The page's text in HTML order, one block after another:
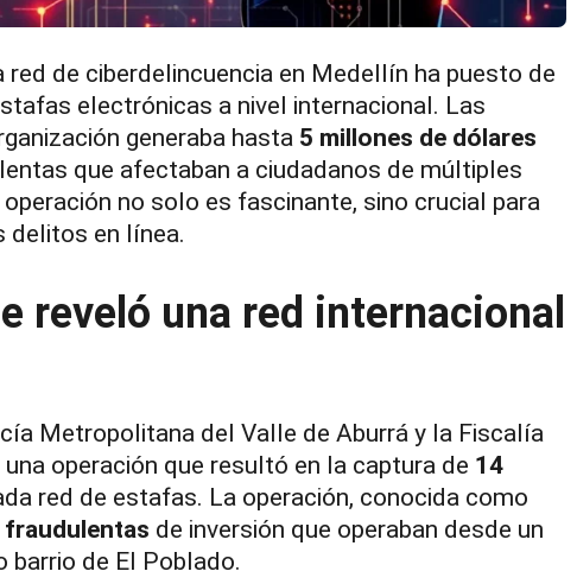
de ciberdelincuencia en Medellín ha puesto de
electrónicas a nivel internacional. Las
generaba hasta 5 millones de dólares
que afectaban a ciudadanos de múltiples
no solo es fascinante, sino crucial para
delitos en línea.
reveló una red internacional
Metropolitana del Valle de Aburrá y la Fiscalía
operación que resultó en la captura de 14
red de estafas. La operación, conocida como
de inversión que operaban desde un
barrio de El Poblado.